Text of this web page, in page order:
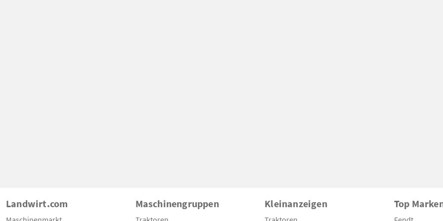
Landwirt.com Maschinengruppen Kleinanzeigen Top